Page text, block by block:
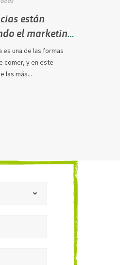
están
el marketing
es una de las formas
comer, y en este
las más...